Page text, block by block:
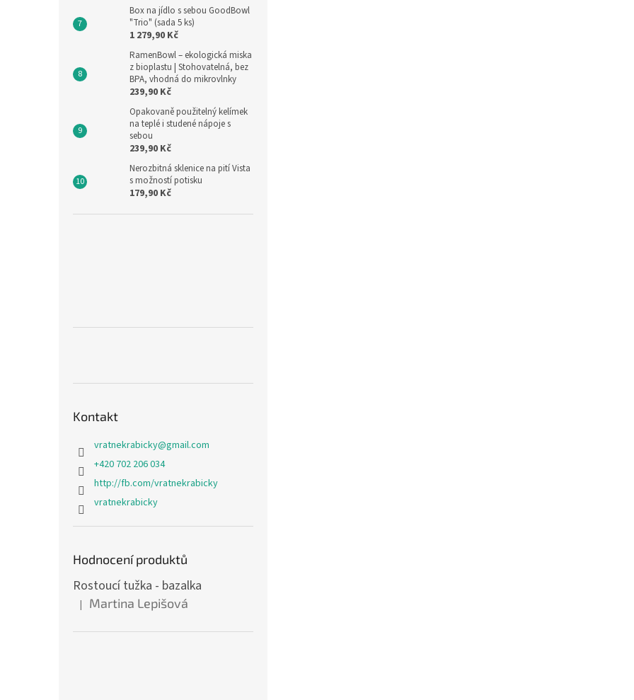
Box na jídlo s sebou GoodBowl
"Trio" (sada 5 ks)
1 279,90 Kč
RamenBowl – ekologická miska
z bioplastu | Stohovatelná, bez
BPA, vhodná do mikrovlnky
239,90 Kč
Opakovaně použitelný kelímek
na teplé i studené nápoje s
sebou
239,90 Kč
Nerozbitná sklenice na pití Vista
s možností potisku
179,90 Kč
Kontakt
vratnekrabicky@gmail.com
+420 702 206 034
http://fb.com/vratnekrabicky
vratnekrabicky
Hodnocení produktů
Rostoucí tužka - bazalka
Hodnocení produktu je 5 z 5 hvězdiček.
| Martina Lepišová